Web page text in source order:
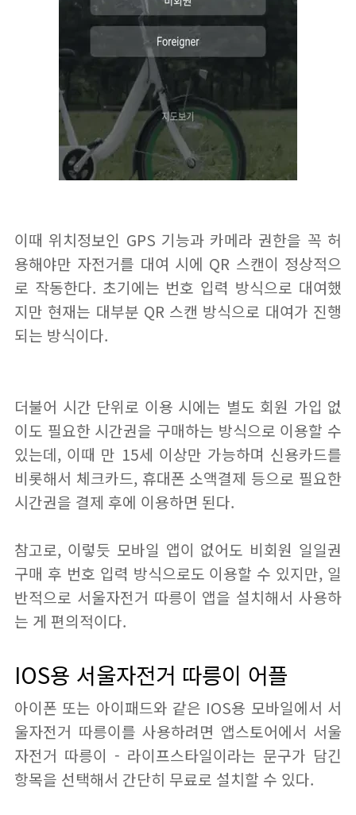
이때 위치정보인 GPS 기능과 카메라 권한을 꼭 허
용해야만 자전거를 대여 시에 QR 스캔이 정상적으
로 작동한다. 초기에는 번호 입력 방식으로 대여했
지만 현재는 대부분 QR 스캔 방식으로 대여가 진행
되는 방식이다.
더불어 시간 단위로 이용 시에는 별도 회원 가입 없
이도 필요한 시간권을 구매하는 방식으로 이용할 수
있는데, 이때 만 15세 이상만 가능하며 신용카드를
비롯해서 체크카드, 휴대폰 소액결제 등으로 필요한
시간권을 결제 후에 이용하면 된다.
참고로, 이렇듯 모바일 앱이 없어도 비회원 일일권
구매 후 번호 입력 방식으로도 이용할 수 있지만, 일
반적으로 서울자전거 따릉이 앱을 설치해서 사용하
는 게 편의적이다.
IOS용 서울자전거 따릉이 어플
아이폰 또는 아이패드와 같은 IOS용 모바일에서 서
울자전거 따릉이를 사용하려면 앱스토어에서 서울
자전거 따릉이 - 라이프스타일이라는 문구가 담긴
항목을 선택해서 간단히 무료로 설치할 수 있다.